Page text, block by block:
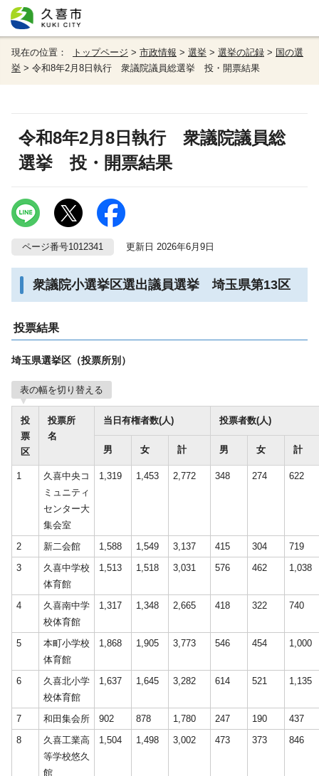
現在の位置： トップページ > 市政情報 > 選挙 > 選挙の記録 > 国の選
挙 > 令和8年2月8日執行 衆議院議員総選挙 投・開票結果
令和8年2月8日執行 衆議院議員総
選挙 投・開票結果
ページ番号1012341 更新日 2026年6月9日
衆議院小選挙区選出議員選挙 埼玉県第13区
投票結果
埼玉県選挙区（投票所別）
表の幅を切り替える
投
票
区
投票所
名
当日有権者数(人) 投票者数(人)
男 女 計 男 女 計
1
久喜中央コ
ミュニティ
センター大
集会室
1,319 1,453 2,772 348 274 622
2 新二会館 1,588 1,549 3,137 415 304
719
3
久喜中学校
体育館
1,513 1,518 3,031 576 462 1,038
4
久喜南中学
校体育館
1,317 1,348 2,665 418 322 740
5
本町小学校
体育館
1,868 1,905 3,773 546 454 1,000
6
久喜北小学
校体育館
1,637 1,645 3,282 614 521 1,135
7 和田集会所 902 878 1,780 247 190
437
8
久喜工業高
等学校悠久
館
1,504 1,498 3,002 473 373 846